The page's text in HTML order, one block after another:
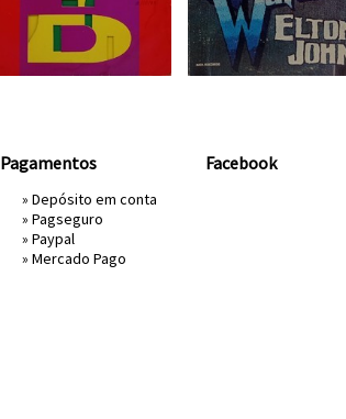
Pagamentos
» Depósito em conta
» Pagseguro
» Paypal
» Mercado Pago
Facebook